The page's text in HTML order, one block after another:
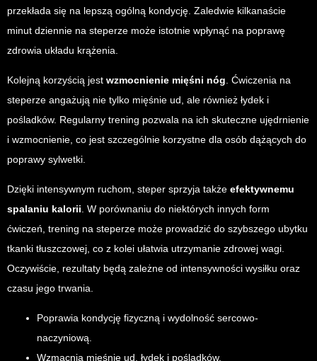
przekłada się na lepszą ogólną kondycję. Zaledwie kilkanaście
minut dziennie na steperze może istotnie wpłynąć na poprawę
zdrowia układu krążenia.
Kolejną korzyścią jest wzmocnienie mięśni nóg . Ćwiczenia na
steperze angażują nie tylko mięśnie ud, ale również łydek i
pośladków. Regularny trening pozwala na ich skuteczne ujędrnienie
i wzmocnienie, co jest szczególnie korzystne dla osób dążących do
poprawy sylwetki.
Dzięki intensywnym ruchom, steper sprzyja także efektywnemu
spalaniu kalorii . W porównaniu do niektórych innych form
ćwiczeń, trening na steperze może prowadzić do szybszego ubytku
tkanki tłuszczowej, co z kolei ułatwia utrzymanie zdrowej wagi.
Oczywiście, rezultaty będą zależne od intensywności wysiłku oraz
czasu jego trwania.
Poprawia kondycję fizyczną i wydolność sercowo-
naczyniową.
Wzmacnia mięśnie ud, łydek i pośladków.